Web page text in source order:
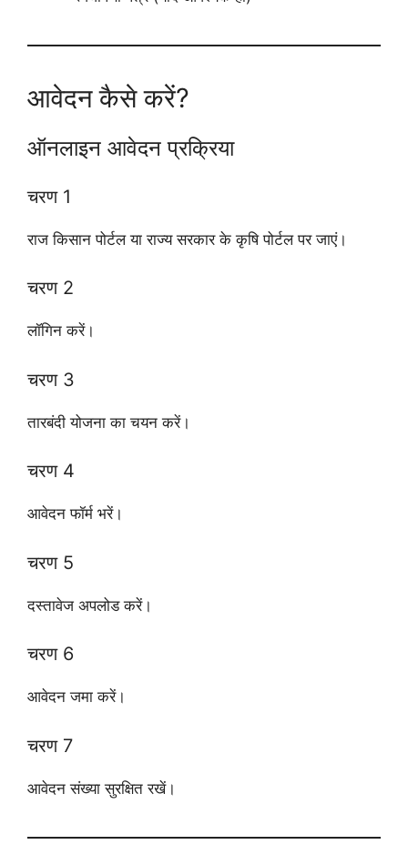
आवेदन कैसे करें?
ऑनलाइन आवेदन प्रक्रिया
चरण 1
राज किसान पोर्टल या राज्य सरकार के कृषि पोर्टल पर जाएं।
चरण 2
लॉगिन करें।
चरण 3
तारबंदी योजना का चयन करें।
चरण 4
आवेदन फॉर्म भरें।
चरण 5
दस्तावेज अपलोड करें।
चरण 6
आवेदन जमा करें।
चरण 7
आवेदन संख्या सुरक्षित रखें।